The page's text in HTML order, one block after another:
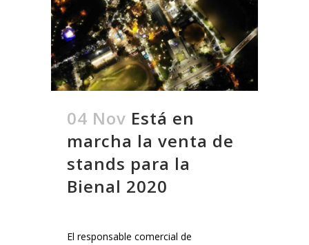
04 Nov Está en
marcha la venta de
stands para la
Bienal 2020
El responsable comercial de